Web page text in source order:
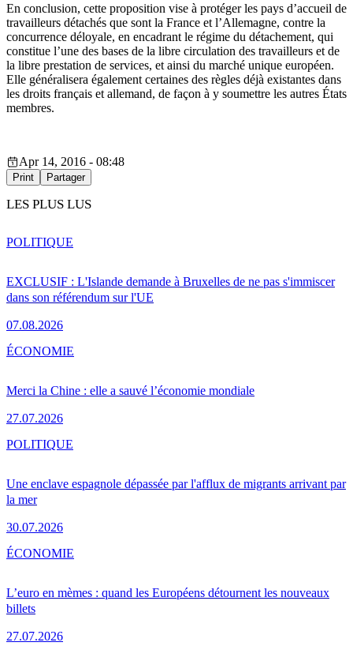
En conclusion, cette proposition vise à protéger les pays d’accueil de
travailleurs détachés que sont la France et l’Allemagne, contre la
concurrence déloyale, en encadrant le régime du détachement, qui
constitue l’une des bases de la libre circulation des travailleurs et de
la libre prestation de services, et ainsi du marché unique européen.
Elle généralisera également certaines des règles déjà existantes dans
les droits français et allemand, de façon à y soumettre les autres États
membres.
Apr 14, 2016 - 08:48
Print Partager
LES PLUS LUS
EXCLUSIF : L'Islande demande à Bruxelles de ne pas s'immiscer
dans son référendum sur l'UE
07.08.2026
POLITIQUE
Merci la Chine : elle a sauvé l’économie mondiale
27.07.2026
ÉCONOMIE
Une enclave espagnole dépassée par l'afflux de migrants arrivant par
la mer
30.07.2026
POLITIQUE
L’euro en mèmes : quand les Européens détournent les nouveaux
billets
27.07.2026
ÉCONOMIE